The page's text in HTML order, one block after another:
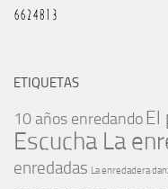
ETIQUETAS
10 años enredando El
Escucha La
enredadas La enredadera